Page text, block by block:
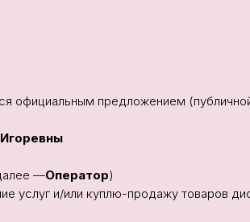
официальным предложением
—Оператор)
услуг и/или куплю-продажу товаров